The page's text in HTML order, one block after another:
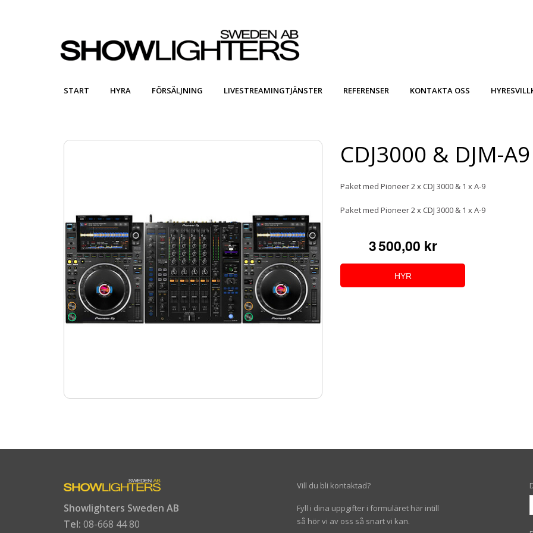
START HYRA FÖRSÄLJNING LIVESTREAMINGTJÄNSTER REFERENSER KONTAKTA OSS
CDJ3000 & DJM-A9
Paket med Pioneer 2 x CDJ 3000 & 1 x A-9
Paket med Pioneer 2 x CDJ 3000 & 1 x A-9
3 500,00 kr
HYR
Showlighters Sweden AB
Tel: 08-668 44 80
Vill du bli kontaktad?
Fyll i dina uppgifter i formuläret här intill
så hör vi av oss så snart vi kan.